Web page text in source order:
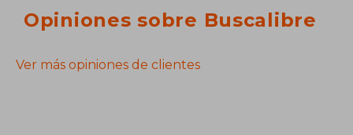
Opiniones sobre Buscalibre
Ver más opiniones de clientes